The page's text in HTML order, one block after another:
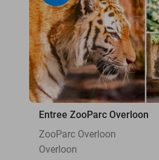
Entree ZooParc Overloon
ZooParc Overloon
Overloon